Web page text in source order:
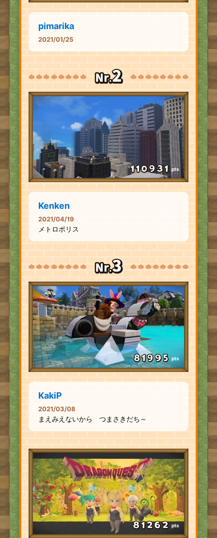
pimarika
2021/01/25
pts
Kenken
2021/04/19
メトロポリス
pts
KakiP
2021/03/08
まえみえないから つまさきだち～
pts